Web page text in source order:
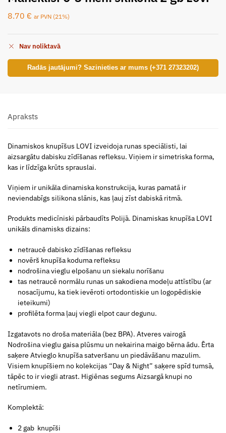
8.70 € ar PVN (21%)
Nav noliktavā
Radās jautājumi? Sazinieties ar mums (+371 27323202)
Apraksts
Dinamiskos knupīšus LOVI izveidoja runas speciālisti, lai
aizsargātu dabisku zīdīšanas refleksu. Viņiem ir simetriska forma,
kas ir līdzīga krūts sprauslai.
Viņiem ir unikāla dinamiska konstrukcija, kuras pamatā ir
neviendabīgs silikona slānis, kas ļauj zīst dabiskā ritmā.
Produkts medicīniski pārbaudīts Polijā. Dinamiskas knupīša LOVI
unikāls dinamisks dizains:
netraucē dabisko zīdīšanas refleksu
novērš knupīša koduma refleksu
nodrošina vieglu elpošanu un siekalu norīšanu
tas netraucē normālu runas un sakodiena modeļu attīstību (ar
nosacījumu, ka tiek ievēroti ortodontiskie un logopēdiskie
ieteikumi)
profilēta forma ļauj viegli elpot caur degunu.
Izgatavots no droša materiāla (bez BPA). Atveres vairogā
Nodrošina vieglu gaisa plūsmu un nekairina maigo bērna ādu. Ērta
saķere Atvieglo knupīša satveršanu un piedāvāšanu mazulim.
Visiem knupīšiem no kolekcijas “Day & Night” saķere spīd tumsā,
tāpēc to ir viegli atrast. Higiēnas segums Aizsargā knupi no
netīrumiem.
Komplektā:
2 gab knupīši